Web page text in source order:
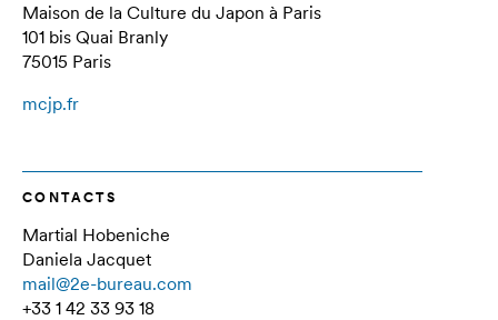
Maison de la Culture du Japon à Paris
101 bis Quai Branly
75015 Paris
mcjp.fr
CONTACTS
Martial Hobeniche
Daniela Jacquet
mail@2e-bureau.com
+33 1 42 33 93 18